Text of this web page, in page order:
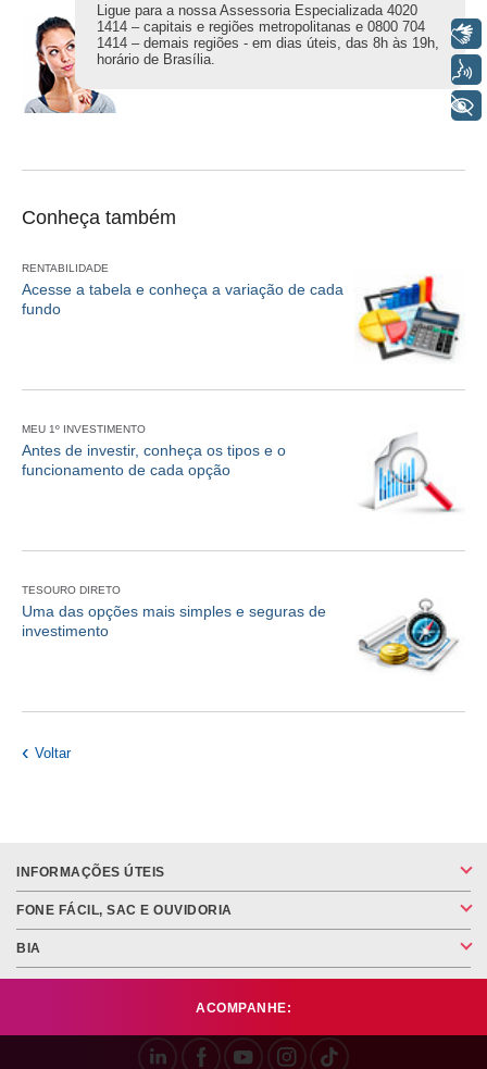
Ligue para a nossa Assessoria Especializada 4020
1414 – capitais e regiões metropolitanas e 0800 704
1414 – demais regiões - em dias úteis, das 8h às 19h,
horário de Brasília.
Conheça também
RENTABILIDADE
Acesse a tabela e conheça a variação de cada
fundo
MEU 1º INVESTIMENTO
Antes de investir, conheça os tipos e o
funcionamento de cada opção
TESOURO DIRETO
Uma das opções mais simples e seguras de
investimento
Voltar
Libras
INFORMAÇÕES ÚTEIS
FONE FÁCIL, SAC E OUVIDORIA
BIA
ACOMPANHE: